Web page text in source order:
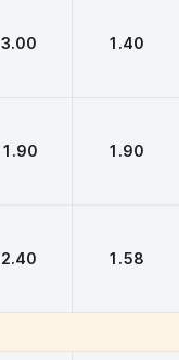
3.00 1.40
1.90 1.90
2.40 1.58